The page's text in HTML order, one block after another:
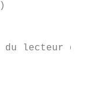
lecteur de